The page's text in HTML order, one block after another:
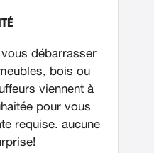
débarrasser
bois ou
viennent à
pour vous
requise. aucune